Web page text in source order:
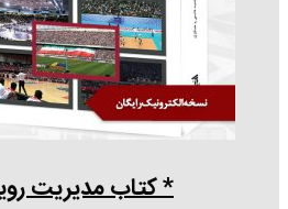
* کتاب مدیریت